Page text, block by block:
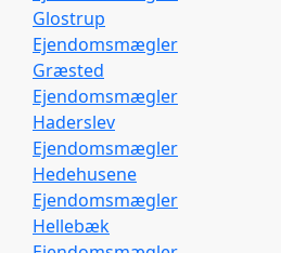
Glostrup
Ejendomsmægler
Græsted
Ejendomsmægler
Haderslev
Ejendomsmægler
Hedehusene
Ejendomsmægler
Hellebæk